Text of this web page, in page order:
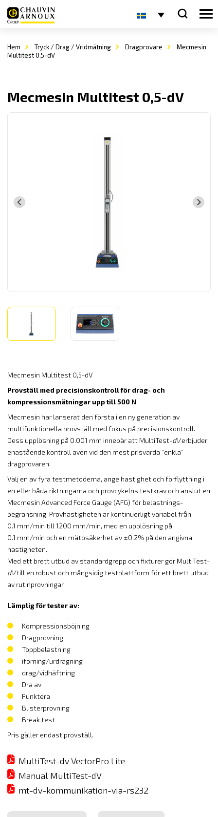
Hem Tryck / Drag / Vridmätning Dragprovare
Mecmesin
Multitest 0,5-dV
Mecmesin Multitest 0,5-dV
Mecmesin Multitest 0,5-dV
Provställ med precisionskontroll för drag- och
kompressionsmätningar upp till 500 N
Mecmesin har lanserat den första i en ny generation av
multifunktionella provställ med fokus på precisionskontroll.
Dess upplösning på 0.001 mm innebär att MultiTest-dVerbjuder
enastående kontroll även vid den mest prisvärda ”enkla”
dragprovaren.
Välj en av fyra testmetoderna, ange hastighet och förflyttning i
en eller båda riktningarna och provcykelns testkrav och anslut en
Mecmesin Advanced Force Gauge (AFG) för belastnings-
begränsning. Provhastigheten är kontinuerligt variabel från
0.1 mm/min till 1200 mm/min, med en upplösning på
0.1 mm/min och en mätosäkerhet av ±0.2% på den angivna
hastigheten.
Med ett brett utbud av standardgrepp och fixturer gör MultiTest-
dVtill en robust och mångsidig testplattform för ett brett utbud
av rutinprovningar.
Lämplig för tester av:
Kompressionsböjning
Dragprovning
Toppbelastning
iförning/urdragning
drag/vidhäftning
Dra av
Punktera
Blisterprovning
Break test
Pris gäller endast provställ.
MultiTest-dv VectorPro Lite
Manual MultiTest-dV
mt-dv-kommunikation-via-rs232